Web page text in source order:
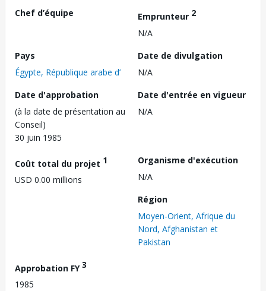
Chef d’équipe
Emprunteur 2
N/A
Pays
Égypte, République arabe d’
Date de divulgation
N/A
Date d'approbation
(à la date de présentation au
Conseil)
30 juin 1985
Date d'entrée en vigueur
N/A
Coût total du projet 1
USD 0.00 millions
Organisme d'exécution
N/A
Région
Moyen-Orient, Afrique du
Nord, Afghanistan et
Pakistan
Approbation FY3
1985